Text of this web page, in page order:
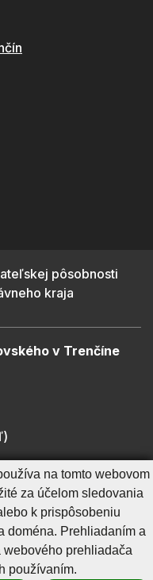
pôsobnosti
kraja
v Trenčíne
Ochrana osobných údajov
Vyhlásenie o prístupnosti
Správca obsahu
na tomto webovom
za účelom sledovania
k prispôsobeniu
doména. Prehliadaním a
prehliadača
používaním.